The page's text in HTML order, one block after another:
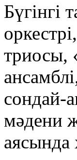
Бүгінгі
триосы,
сондай-
мәдени
аясында